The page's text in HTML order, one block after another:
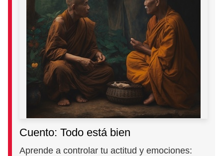
Cuento: Todo está bien
Aprende a controlar tu actitud y emociones: